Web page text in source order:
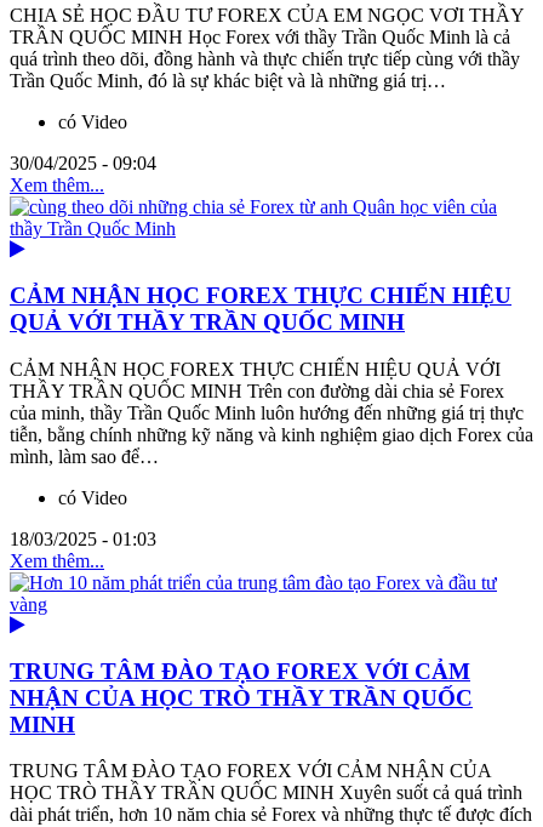
CHIA SẺ HỌC ĐẦU TƯ FOREX CỦA EM NGỌC VƠI THẦY
TRẦN QUỐC MINH Học Forex với thầy Trần Quốc Minh là cả
quá trình theo dõi, đồng hành và thực chiến trực tiếp cùng với thầy
Trần Quốc Minh, đó là sự khác biệt và là những giá trị…
có Video
30/04/2025 - 09:04
Xem thêm...
CẢM NHẬN HỌC FOREX THỰC CHIẾN HIỆU
QUẢ VỚI THẦY TRẦN QUỐC MINH
CẢM NHẬN HỌC FOREX THỰC CHIẾN HIỆU QUẢ VỚI
THẦY TRẦN QUỐC MINH Trên con đường dài chia sẻ Forex
của minh, thầy Trần Quốc Minh luôn hướng đến những giá trị thực
tiễn, bằng chính những kỹ năng và kinh nghiệm giao dịch Forex của
mình, làm sao để…
có Video
18/03/2025 - 01:03
Xem thêm...
TRUNG TÂM ĐÀO TẠO FOREX VỚI CẢM
NHẬN CỦA HỌC TRÒ THẦY TRẦN QUỐC
MINH
TRUNG TÂM ĐÀO TẠO FOREX VỚI CẢM NHẬN CỦA
HỌC TRÒ THẦY TRẦN QUỐC MINH Xuyên suốt cả quá trình
dài phát triển, hơn 10 năm chia sẻ Forex và những thực tế được đích